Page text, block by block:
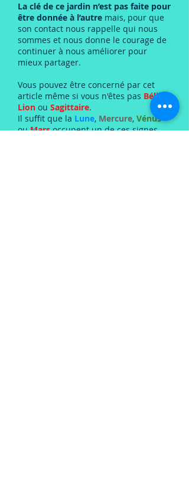
La clé de ce jardin n’est pas faite pour
être donnée à l’autre mais, pour que
son contact nous rappelle qui nous
sommes et nous donne le courage de
continuer à nous améliorer pour
mieux partager.
Vous pouvez être concerné par cet
article même si vous n'êtes pas Bélier,
Lion ou Sagittaire.
Il suffit que la Lune, Mercure, Vénus
ouMarsoccupent un de ces signes